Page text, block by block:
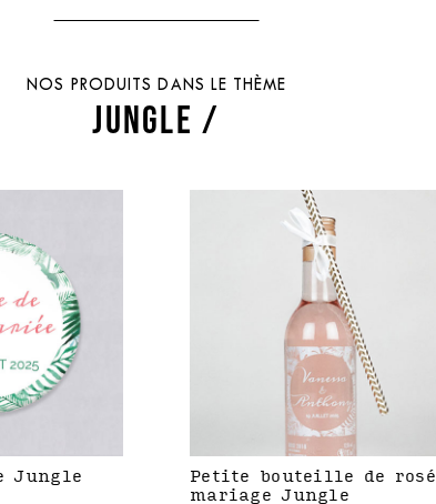
NOS PRODUITS DANS LE THÈME
JUNGLE /
Jungle
Petite bouteille de rosé
mariage Jungle